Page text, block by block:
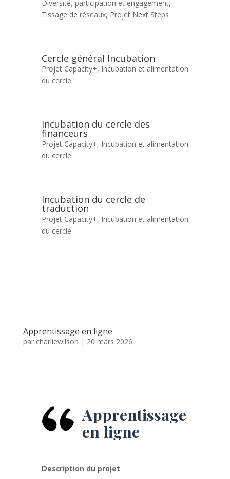
Diversité, participation et engagement,
Tissage de réseaux, Projet Next Steps
Cercle général Incubation
Projet Capacity+, Incubation et alimentation
du cercle
Incubation du cercle des
financeurs
Projet Capacity+, Incubation et alimentation
du cercle
Incubation du cercle de
traduction
Projet Capacity+, Incubation et alimentation
du cercle
Apprentissage en ligne
par charliewilson | 20 mars 2026
Apprentissage
en ligne
Description du projet